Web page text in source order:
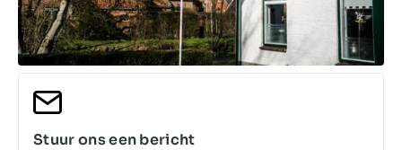
Stuur ons een bericht